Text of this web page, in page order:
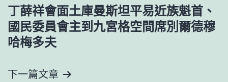
章
導
覽
丁薛祥會面土庫曼斯坦平易近族魁首、
國民委員會主到九宮格空間席別爾德穆
哈梅多夫
下一篇文章